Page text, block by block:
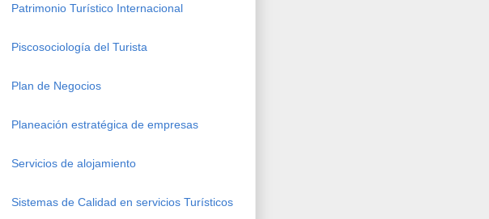
Patrimonio Turístico Internacional
Piscosociología del Turista
Plan de Negocios
Planeación estratégica de empresas
Servicios de alojamiento
Sistemas de Calidad en servicios Turísticos